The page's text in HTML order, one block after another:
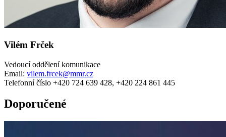
Vilém Frček
Vedoucí oddělení komunikace
Email: vilem.frcek@mmr.cz
Telefonní číslo +420 724 639 428, +420 224 861 445
Doporučené